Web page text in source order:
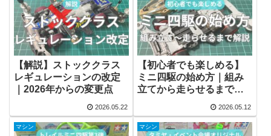
【解説】ストッククラス
レギュレーションの改定
｜2026年からの変更点
2026.05.22
【初心者でも楽しめる】
ミニ四駆の始め方｜組み
立てから走らせるまでを
2026.05.12
マシン マシン